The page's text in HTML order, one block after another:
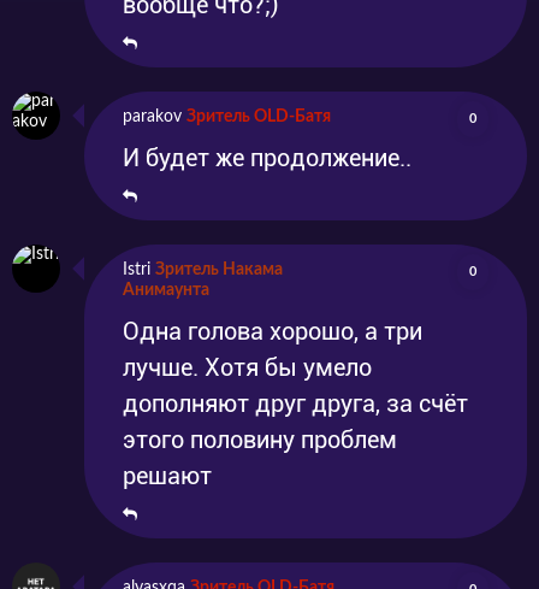
parakov Зритель OLD-Батя 0
И будет же продолжение..
Istri Зритель Накама
Анимаунта
0
Одна голова хорошо, а три
лучше. Хотя бы умело
дополняют друг друга, за счёт
этого половину проблем
решают